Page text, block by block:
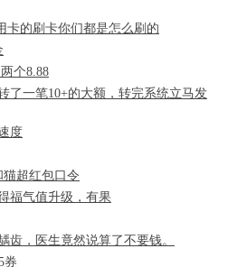
卡的刷卡你们都是怎么刷的
个8.88
了一笔10+的大额，转完系统立马发
度
猫超红包口令
福气值升级，有果
齿，医生竟然说算了不要钱。
券